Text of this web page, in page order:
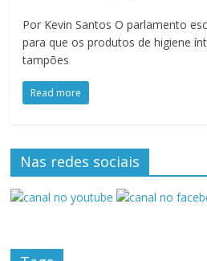
Por Kevin Santos O parlamento
para que os produtos de higiene
tampões
Read more
Nas redes sociais